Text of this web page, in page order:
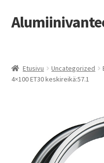
Siirry
navigointiin
Siirry
sisältöön
Kauppa
Vanteiden osto-opas
Etusivu Uncategorized
4×100 ET30 keskireikä:57.1